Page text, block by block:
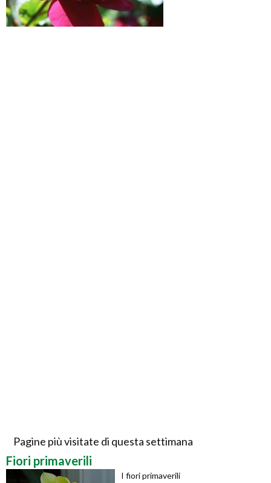
Pagine più visitate di questa settimana
Fiori primaverili
I fiori primaverili